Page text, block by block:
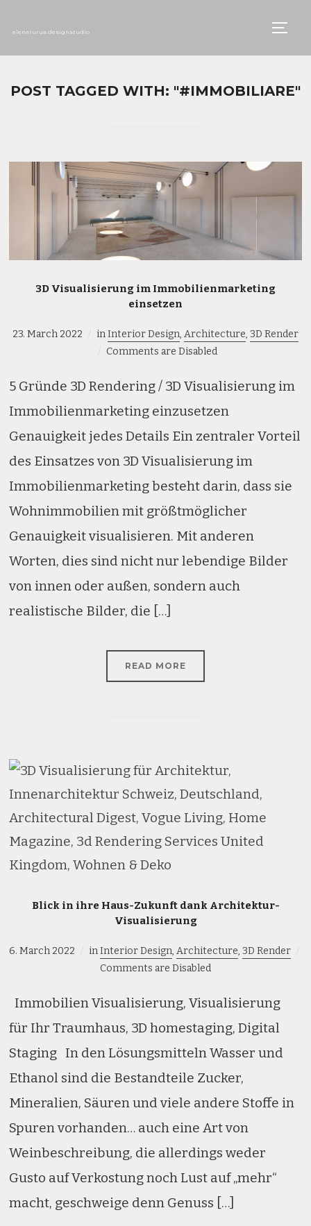
elenarurua.designstudio
POST TAGGED WITH: "#IMMOBILIARE"
3D Visualisierung im Immobilienmarketing
einsetzen
23. March 2022 inInterior Design, Architecture, 3D Render
Comments are Disabled
5 Gründe 3D Rendering / 3D Visualisierung im
Immobilienmarketing einzusetzen
Genauigkeit jedes Details Ein zentraler Vorteil
des Einsatzes von 3D Visualisierung im
Immobilienmarketing besteht darin, dass sie
Wohnimmobilien mit größtmöglicher
Genauigkeit visualisieren. Mit anderen
Worten, dies sind nicht nur lebendige Bilder
von innen oder außen, sondern auch
realistische Bilder, die […]
READ MORE
Blick in ihre Haus-Zukunft dank Architektur-
Visualisierung
6. March 2022 inInterior Design,Architecture,3D Render
Comments are Disabled
Immobilien Visualisierung, Visualisierung
für Ihr Traumhaus, 3D homestaging, Digital
Staging In den Lösungsmitteln Wasser und
Ethanol sind die Bestandteile Zucker,
Mineralien, Säuren und viele andere Stoffe in
Spuren vorhanden… auch eine Art von
Weinbeschreibung, die allerdings weder
Gusto auf Verkostung noch Lust auf „mehr“
macht, geschweige denn Genuss […]